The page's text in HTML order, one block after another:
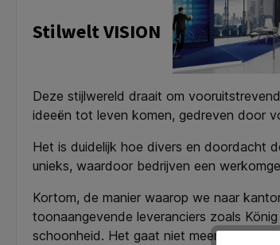
Stilwelt VISION
Deze stijlwereld draait om
ideeën tot leven komen, gedreven door
Het is duidelijk hoe divers en doordacht
unieks, waardoor bedrijven een
Kortom, de manier waarop we naar
toonaangevende leveranciers zoals
schoonheid. Het gaat niet meer alleen